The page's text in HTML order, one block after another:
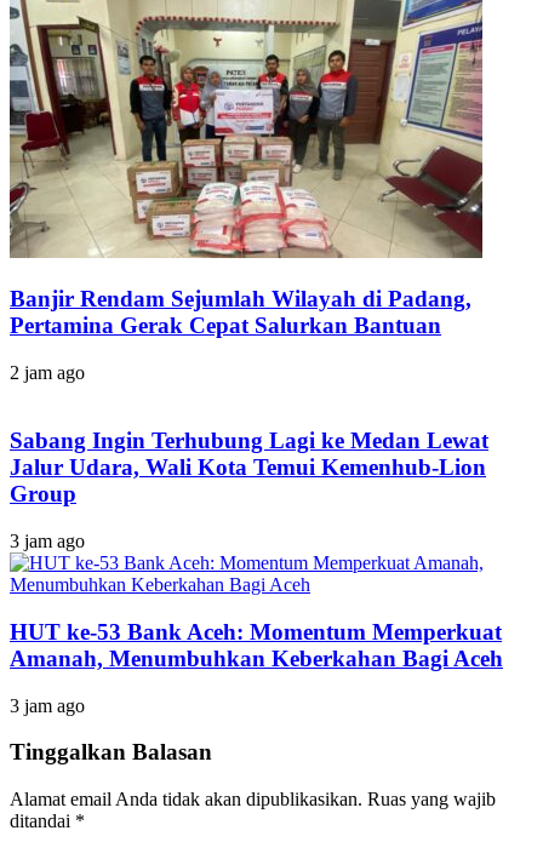
Banjir Rendam Sejumlah Wilayah di Padang,
Pertamina Gerak Cepat Salurkan Bantuan
2 jam ago
Sabang Ingin Terhubung Lagi ke Medan Lewat
Jalur Udara, Wali Kota Temui Kemenhub-Lion
Group
3 jam ago
HUT ke-53 Bank Aceh: Momentum Memperkuat
Amanah, Menumbuhkan Keberkahan Bagi Aceh
3 jam ago
Tinggalkan Balasan
Alamat email Anda tidak akan dipublikasikan. Ruas yang wajib
ditandai *